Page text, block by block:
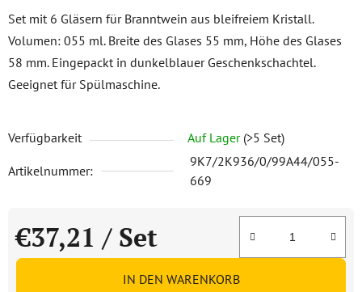
Set mit 6 Gläsern für Branntwein aus bleifreiem Kristall.
Volumen: 055 ml. Breite des Glases 55 mm, Höhe des Glases
58 mm. Eingepackt in dunkelblauer Geschenkschachtel.
Geeignet für Spülmaschine.
Verfügbarkeit Auf Lager (>5 Set)
Artikelnummer:
9K7/2K936/0/99A44/055-
669
€37,21 / Set
Verkaufspreis:
IN DEN WARENKORB